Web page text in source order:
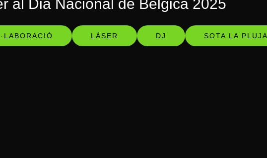
al Dia Nacional de Bèlgica 2025
LÀSER DJ SOTA LA PLUJA